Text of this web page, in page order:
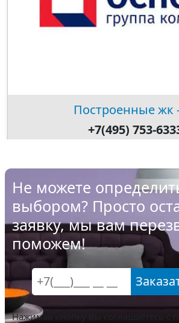
Построенные жк
+7(495) 753-
Не можете
выбором? Просто
заявку, мы вам
поможем!
Нажимая кнопку вы соглашаетесь с